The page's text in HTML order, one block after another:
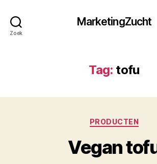
Zoek
MarketingZucht
Tag: tofu
PRODUCTEN
Vegan